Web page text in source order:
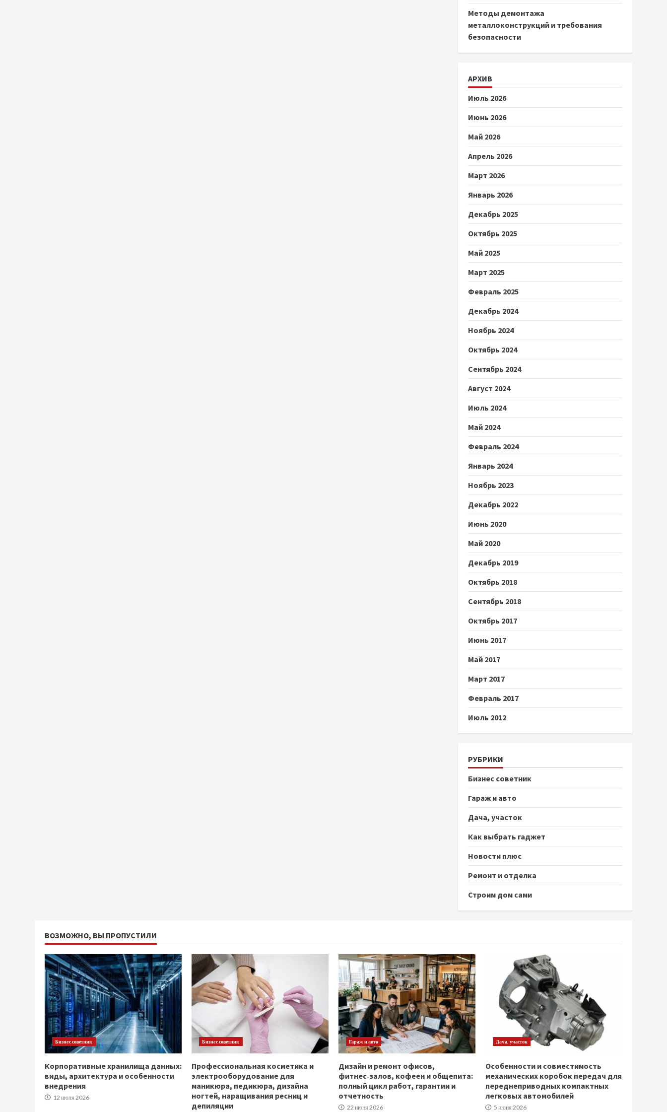
Методы демонтажа
металлоконструкций и требования
безопасности
АРХИВ
Июль 2026
Июнь 2026
Май 2026
Апрель 2026
Март 2026
Январь 2026
Декабрь 2025
Октябрь 2025
Май 2025
Март 2025
Февраль 2025
Декабрь 2024
Ноябрь 2024
Октябрь 2024
Сентябрь 2024
Август 2024
Июль 2024
Май 2024
Февраль 2024
Январь 2024
Ноябрь 2023
Декабрь 2022
Июнь 2020
Май 2020
Декабрь 2019
Октябрь 2018
Сентябрь 2018
Октябрь 2017
Июнь 2017
Май 2017
Март 2017
Февраль 2017
Июль 2012
РУБРИКИ
Бизнес советник
Гараж и авто
Дача, участок
Как выбрать гаджет
Новости плюс
Ремонт и отделка
Строим дом сами
ВОЗМОЖНО, ВЫ ПРОПУСТИЛИ
Бизнес советник
Корпоративные хранилища данных:
виды, архитектура и особенности
внедрения
12 июля 2026
Бизнес советник
Профессиональная косметика и
электрооборудование для
маникюра, педикюра, дизайна
ногтей, наращивания ресниц и
депиляции
Гараж и авто
Дизайн и ремонт офисов,
фитнес‑залов, кофеен и общепита:
полный цикл работ, гарантии и
отчетность
22 июня 2026
Дача, участок
Особенности и совместимость
механических коробок передач для
переднеприводных компактных
легковых автомобилей
5 июня 2026